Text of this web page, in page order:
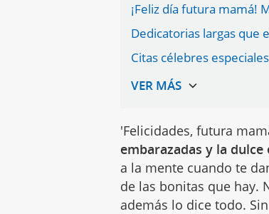
¡Feliz día futura mamá!
Dedicatorias largas que
Citas célebres
'Felicidades, futura
embarazadas y la
a la mente cuando te
de las bonitas que hay.
además lo dice todo.